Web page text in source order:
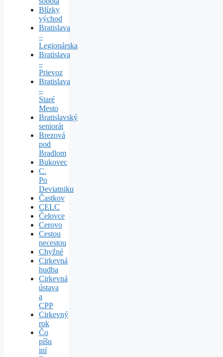
Blízky
východ
Bratislava
–
Legionárska
Bratislava
–
Prievoz
Bratislava
–
Staré
Mesto
Bratislavský
seniorát
Brezová
pod
Bradlom
Bukovec
C.
Po
Deviatniku
Častkov
CELC
Čelovce
Cerovo
Cestou
necestou
Chyžné
Cirkevná
hudba
Cirkevná
ústava
a
CPP
Cirkevný
rok
Čo
píšu
iní